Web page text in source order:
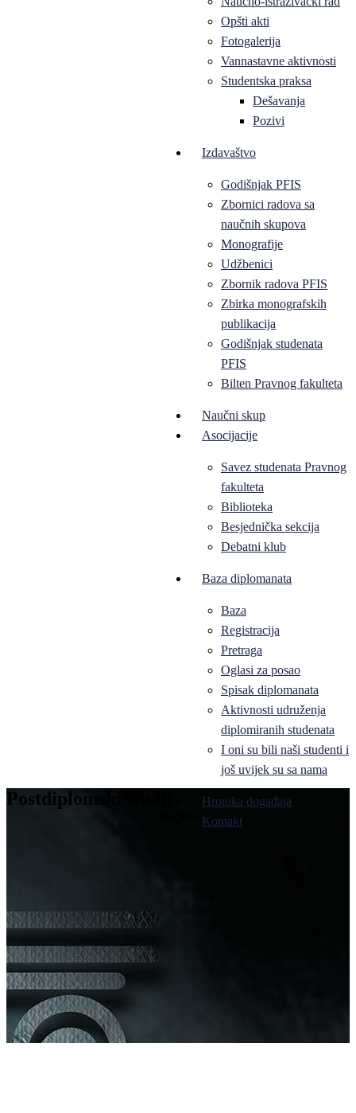
Opšti akti
Fotogalerija
Vannastavne aktivnosti
Studentska praksa
Dešavanja
Pozivi
Izdavaštvo
Godišnjak PFIS
Zbornici radova sa
naučnih skupova
Monografije
Udžbenici
Zbornik radova PFIS
Zbirka monografskih
publikacija
Godišnjak studenata
PFIS
Bilten Pravnog fakulteta
Naučni skup
Asocijacije
Savez studenata Pravnog
fakulteta
Biblioteka
Besjednička sekcija
Debatni klub
Baza diplomanata
Baza
Registracija
Pretraga
Oglasi za posao
Spisak diplomanata
Aktivnosti udruženja
diplomiranih studenata
I oni su bili naši studenti i
još uvijek su sa nama
Hronika događaja
Kontakt
Postdiplomski studij